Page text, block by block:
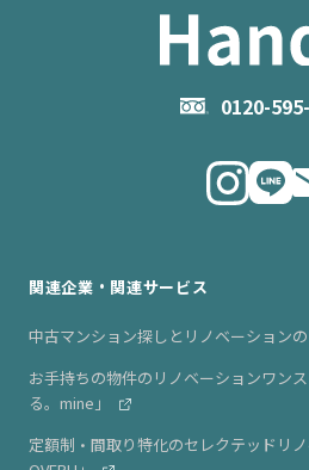
0120-
- 住まいの手引き サイトマップ
物件掲載に関するお問い合わせ
関連企業・関連サービス
中古マンション探しとリノベーション
お手持ちの物件のリノベーションワン
る。mine」
定額制・間取り特化のセレクテッドリ